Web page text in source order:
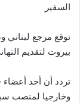
السفير
توقع مرجع
بيروت لتقديم
تردد أن أحد أعضاء
وخارجيا لمنصب